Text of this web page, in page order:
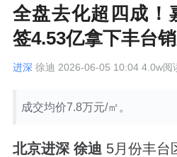
全盘去化超四成！
签4.53亿拿下丰台
进深 徐迪 2026-06-05 10:04 4.0w阅
成交均价7.8万元/㎡。
北京进深 徐迪 5月份丰台